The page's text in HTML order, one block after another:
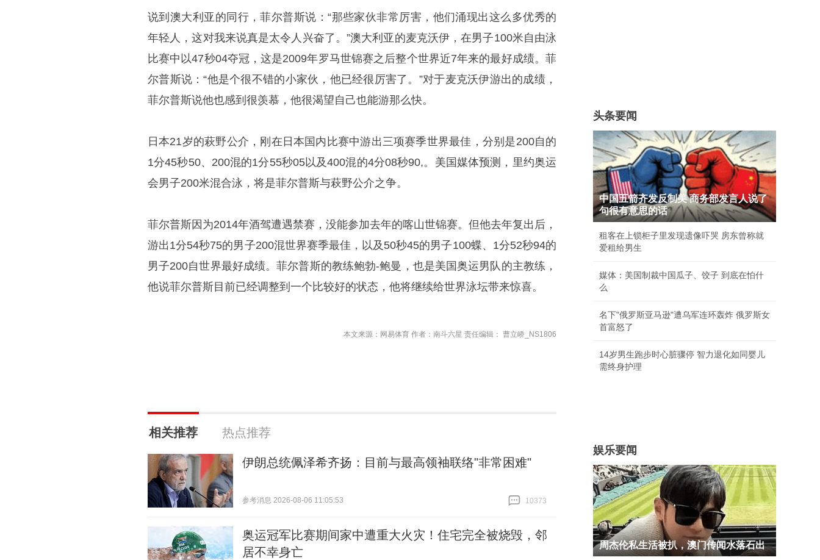
说到澳大利亚的同行，菲尔普斯说：“那些家伙非常厉害，他们涌现出这么多优秀的
年轻人，这对我来说真是太令人兴奋了。”澳大利亚的麦克沃伊，在男子100米自由泳
比赛中以47秒04夺冠，这是2009年罗马世锦赛之后整个世界近7年来的最好成绩。菲
尔普斯说：“他是个很不错的小家伙，他已经很厉害了。”对于麦克沃伊游出的成绩，
菲尔普斯说他也感到很羡慕，他很渴望自己也能游那么快。
日本21岁的萩野公介，刚在日本国内比赛中游出三项赛季世界最佳，分别是200自的
1分45秒50、200混的1分55秒05以及400混的4分08秒90,。美国媒体预测，里约奥运
会男子200米混合泳，将是菲尔普斯与萩野公介之争。
菲尔普斯因为2014年酒驾遭遇禁赛，没能参加去年的喀山世锦赛。但他去年复出后，
游出1分54秒75的男子200混世界赛季最佳，以及50秒45的男子100蝶、1分52秒94的
男子200自世界最好成绩。菲尔普斯的教练鲍勃-鲍曼，也是美国奥运男队的主教练，
他说菲尔普斯目前已经调整到一个比较好的状态，他将继续给世界泳坛带来惊喜。
本文来源：网易体育 作者：南斗六星 责任编辑： 曹立峤_NS1806
相关推荐 热点推荐
伊朗总统佩泽希齐扬：目前与最高领袖联络"非常困难"
参考消息 2026-08-06 11:05:53
10373
奥运冠军比赛期间家中遭重大火灾！住宅完全被烧毁，邻
居不幸身亡
头条要闻
中国五箭齐发反制美 商务部发言人说了
句很有意思的话
租客在上锁柜子里发现遗像吓哭 房东曾称就
爱租给男生
媒体：美国制裁中国瓜子、饺子 到底在怕什
么
名下"俄罗斯亚马逊"遭乌军连环轰炸 俄罗斯女
首富怒了
14岁男生跑步时心脏骤停 智力退化如同婴儿
需终身护理
娱乐要闻
周杰伦私生活被扒，澳门传闻水落石出